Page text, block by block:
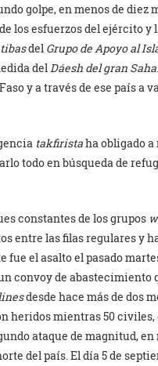
golpe, en menos de diez
los esfuerzos del ejército
del Grupo de Apoyo al
delDáesh del gran
y a través de ese país a
takfiristaha obligado
todo en búsqueda de
constantes de los grupos
entre las filas regulares y
fue el asalto el pasado
convoy de abastecimiento
desde hace más de dos
heridos mientras 50 civiles,
ataque de magnitud,
del país. El día 5 de